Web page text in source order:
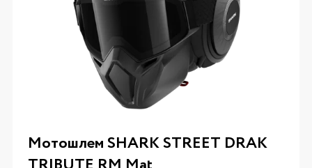
Мотошлем SHARK STREET DRAK